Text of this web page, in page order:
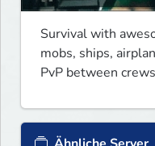
Survival with
mobs, ships,
PvP between